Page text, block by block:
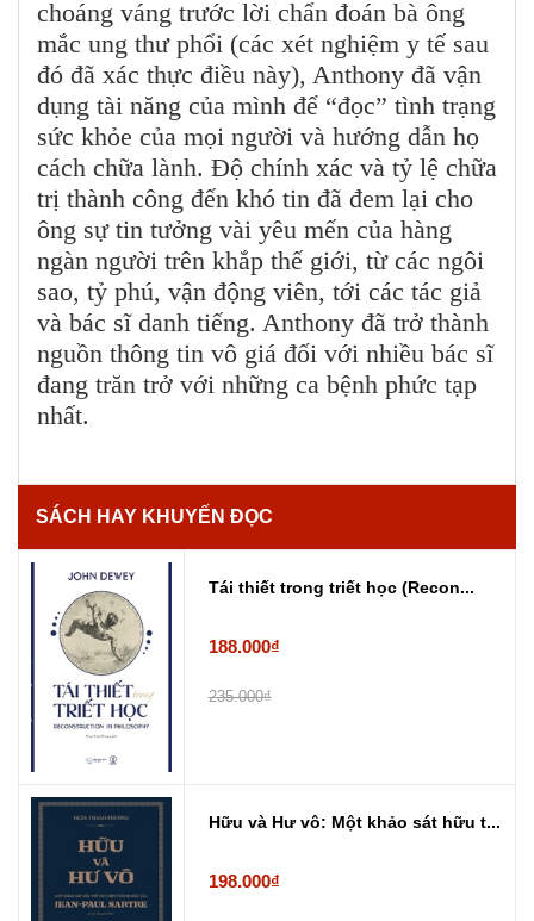
choáng váng trước lời chẩn đoán bà ông
mắc ung thư phổi (các xét nghiệm y tế sau
đó đã xác thực điều này), Anthony đã vận
dụng tài năng của mình để “đọc” tình trạng
sức khỏe của mọi người và hướng dẫn họ
cách chữa lành. Độ chính xác và tỷ lệ chữa
trị thành công đến khó tin đã đem lại cho
ông sự tin tưởng vài yêu mến của hàng
ngàn người trên khắp thế giới, từ các ngôi
sao, tỷ phú, vận động viên, tới các tác giả
và bác sĩ danh tiếng. Anthony đã trở thành
nguồn thông tin vô giá đối với nhiều bác sĩ
đang trăn trở với những ca bệnh phức tạp
nhất.
SÁCH HAY KHUYẾN ĐỌC
Tái thiết trong triết học (Recon...
188.000₫
235.000₫
Hữu và Hư vô: Một khảo sát hữu t...
198.000₫